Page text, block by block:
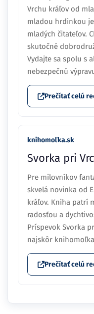
Vrchu kráľov od
mladou hrdinkou
mladých čitateľov.
skutočné
Vydajte sa spolu s
nebezpečnú
Prečítať celú
knihomoľka.sk
Svorka pri
Pre milovníkov
skvelá novinka od
kráľov. Kniha patrí
radosťou a
Príspevok Svorka
najskôr
Prečítať celú